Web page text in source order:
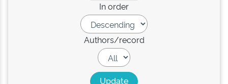
In order
Authors/record